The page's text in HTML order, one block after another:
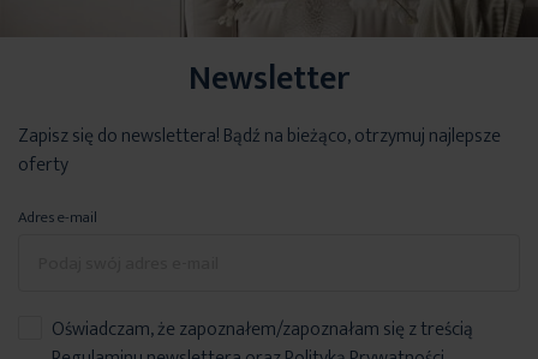
Newsletter
Zapisz się do newslettera! Bądź na bieżąco, otrzymuj najlepsze
oferty
Adres e-mail
Oświadczam, że zapoznałem/zapoznałam się z treścią